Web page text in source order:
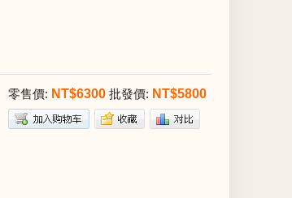
零售價: NT$6300 批發價: NT$5800